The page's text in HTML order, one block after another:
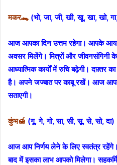
मकर🐊 (भो, जा, जी, खी, खू, खा, खो,
आज आपका दिन उत्तम रहेगा। आपके
अवसर मिलेंगे। मित्रों और जीवनसंगिनी
आध्यात्मिक कार्यों में रुचि बढ़ेगी। दफ़्तर
है। अपने जज्बात पर काबू रखें। आज
सताएगी।
कुंभ🍯 (गू, गे, गो, सा, सी, सू, से, सो, दा)
आज आप निर्णय लेने के लिए स्वतंत्र
बाद में इसका लाभ आपको मिलेगा।